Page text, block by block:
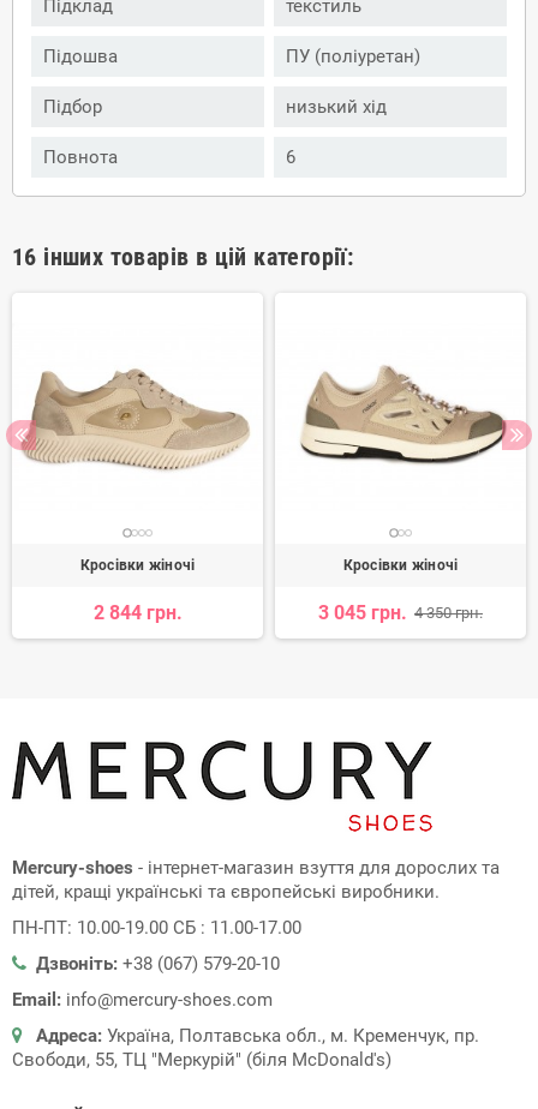
Підклад текстиль
Підошва ПУ (поліуретан)
Підбор низький хід
Повнота 6
16 інших товарів в цій категорії:
Кросівки жіночі
2 844 грн.
Кросівки жіночі
3 045 грн. 4 350 грн.
Mercury-shoes - інтернет-магазин взуття для дорослих та
дітей, кращі українські та європейські виробники.
ПН-ПТ: 10.00-19.00 СБ : 11.00-17.00
Дзвоніть: +38 (067) 579-20-10
Email: info@mercury-shoes.com
Адреса: Україна, Полтавська обл., м. Кременчук, пр.
Свободи, 55, ТЦ "Меркурій" (біля McDonald's)